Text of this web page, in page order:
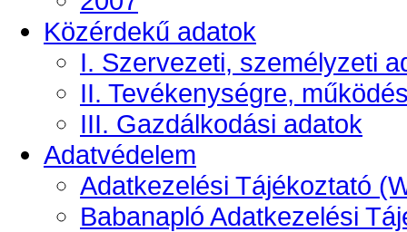
Közérdekű adatok
I. Szervezeti, személyzeti
II. Tevékenységre,
III. Gazdálkodási adatok
Adatvédelem
Adatkezelési Tájékoztató
Babanapló Adatkezelési